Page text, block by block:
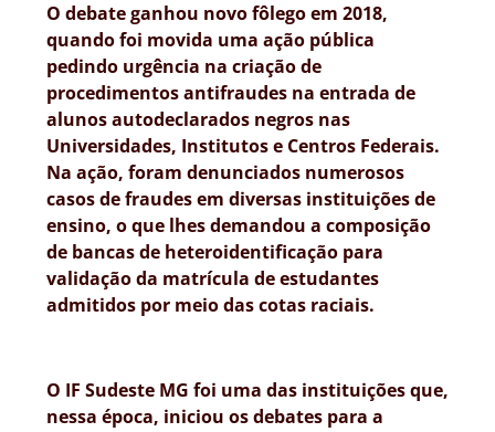
O debate ganhou novo fôlego em 2018,
quando foi movida uma ação pública
pedindo urgência na criação de
procedimentos antifraudes na entrada de
alunos autodeclarados negros nas
Universidades, Institutos e Centros Federais.
Na ação, foram denunciados numerosos
casos de fraudes em diversas instituições de
ensino, o que lhes demandou a composição
de bancas de heteroidentificação para
validação da matrícula de estudantes
admitidos por meio das cotas raciais.
O IF Sudeste MG foi uma das instituições que,
nessa época, iniciou os debates para a